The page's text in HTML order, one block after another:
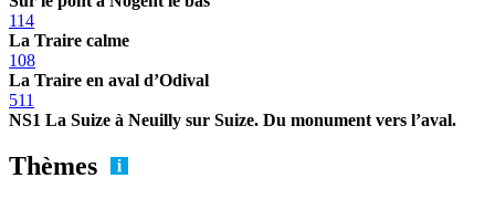
114
La Traire calme
108
La Traire en aval d’Odival
511
NS1 La Suize à Neuilly sur Suize. Du monument vers l’aval.
Thèmes